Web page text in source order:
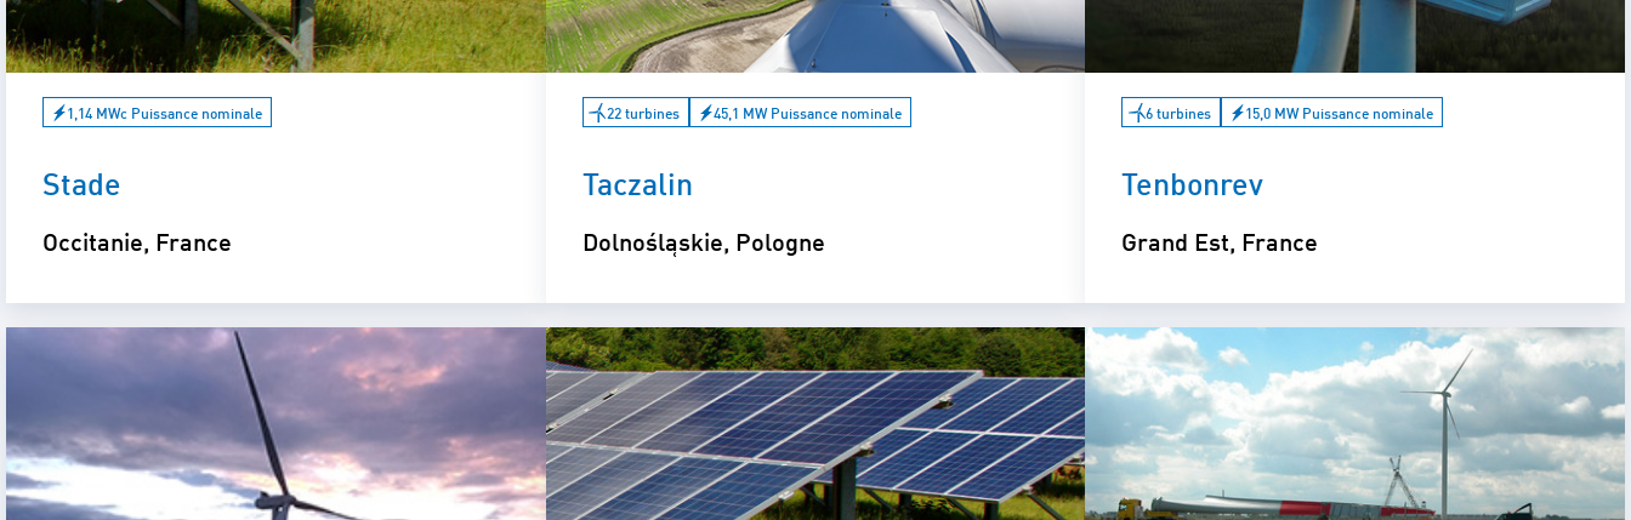
1,14 MWc Puissance nominale
Stade
Occitanie, France
22 turbines 45,1 MW Puissance nominale
Taczalin
Dolnośląskie, Pologne
6 turbines 15,0 MW Puissance nominale
Tenbonrev
Grand Est, France